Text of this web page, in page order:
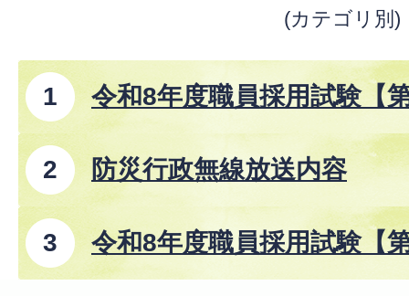
(カテゴリ別)
令和8年度職員採用試験【
防災行政無線放送内容
令和8年度職員採用試験【